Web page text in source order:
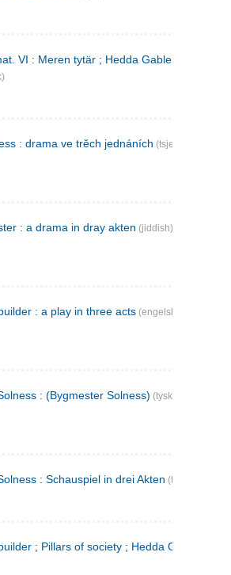
VI : Meren tytär ; Hedda Gabler ;
: drama ve trěch jednáních (tsjekkisk)
: a drama in dray akten (jiddish)
: a play in three acts (engelsk)
: (Bygmester Solness) (tysk)
: Schauspiel in drei Akten (tysk)
; Pillars of society ; Hedda Gabler